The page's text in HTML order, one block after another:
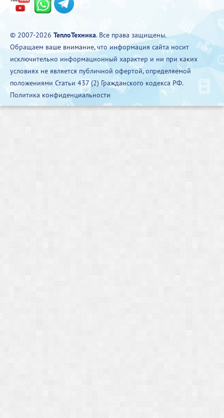
© 2007-2026 ТеплоТехника. Все права защищены.
Обращаем ваше внимание, что информация сайта носит
исключительно информационный характер и ни при каких
условиях не является публичной офертой, определяемой
положениями Статьи 437 (2) Гражданского кодекса РФ.
Политика конфиденциальности